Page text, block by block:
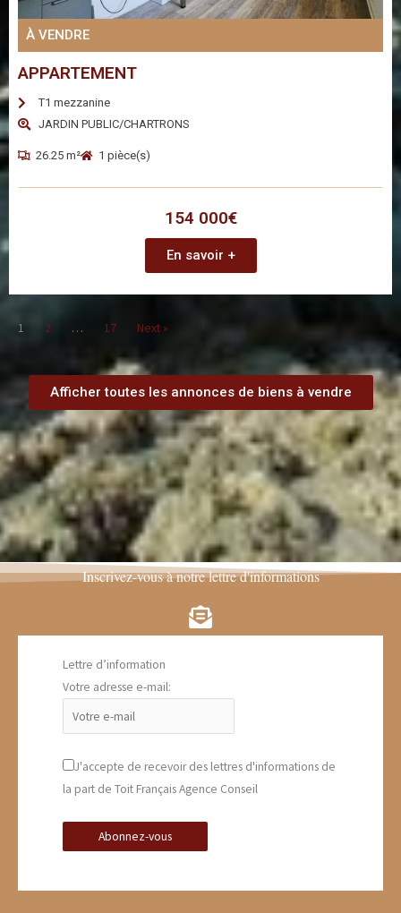
À VENDRE
APPARTEMENT
T1 mezzanine
JARDIN PUBLIC/CHARTRONS
26.25 m² 1 pièce(s)
154 000€
En savoir +
1 2 … 17 Next »
Afficher toutes les annonces de biens à vendre
Inscrivez-vous à notre lettre d'informations
Lettre d’information
Votre adresse e-mail:
J'accepte de recevoir des lettres d'informations de
la part de Toit Français Agence Conseil